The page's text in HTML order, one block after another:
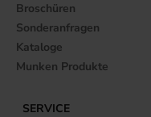
Broschüren
Sonderanfragen
Kataloge
Munken Produkte
SERVICE